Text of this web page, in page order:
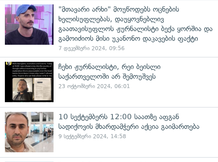
"მთავარი არხი" მოუწოდებს ოცნების
ხელისუფლებას, დაუყოვნებლივ
გაათავისუფლოს ჟურნალისტი ბექა ყორშია და
გამოიძიოს მისი უკანონო დაკავების ფაქტი
7 დეკემბერი 2024, 09:56
ჩეხი ჟურნალისტი, რეი ბეისლი
საქართველოში არ შემოუშვეს
23 ოქტომბერი 2024, 06:01
10 სექტემბერს 12:00 საათზე აფგან
სადიქოვის მხარდამჭერი აქცია გაიმართება
9 სექტემბერი 2024, 14:58